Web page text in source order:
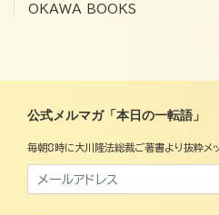
OKAWA BOOKS
公式メルマガ「本日の一転語」
毎朝8時に大川隆法総裁ご著書より抜粋メ